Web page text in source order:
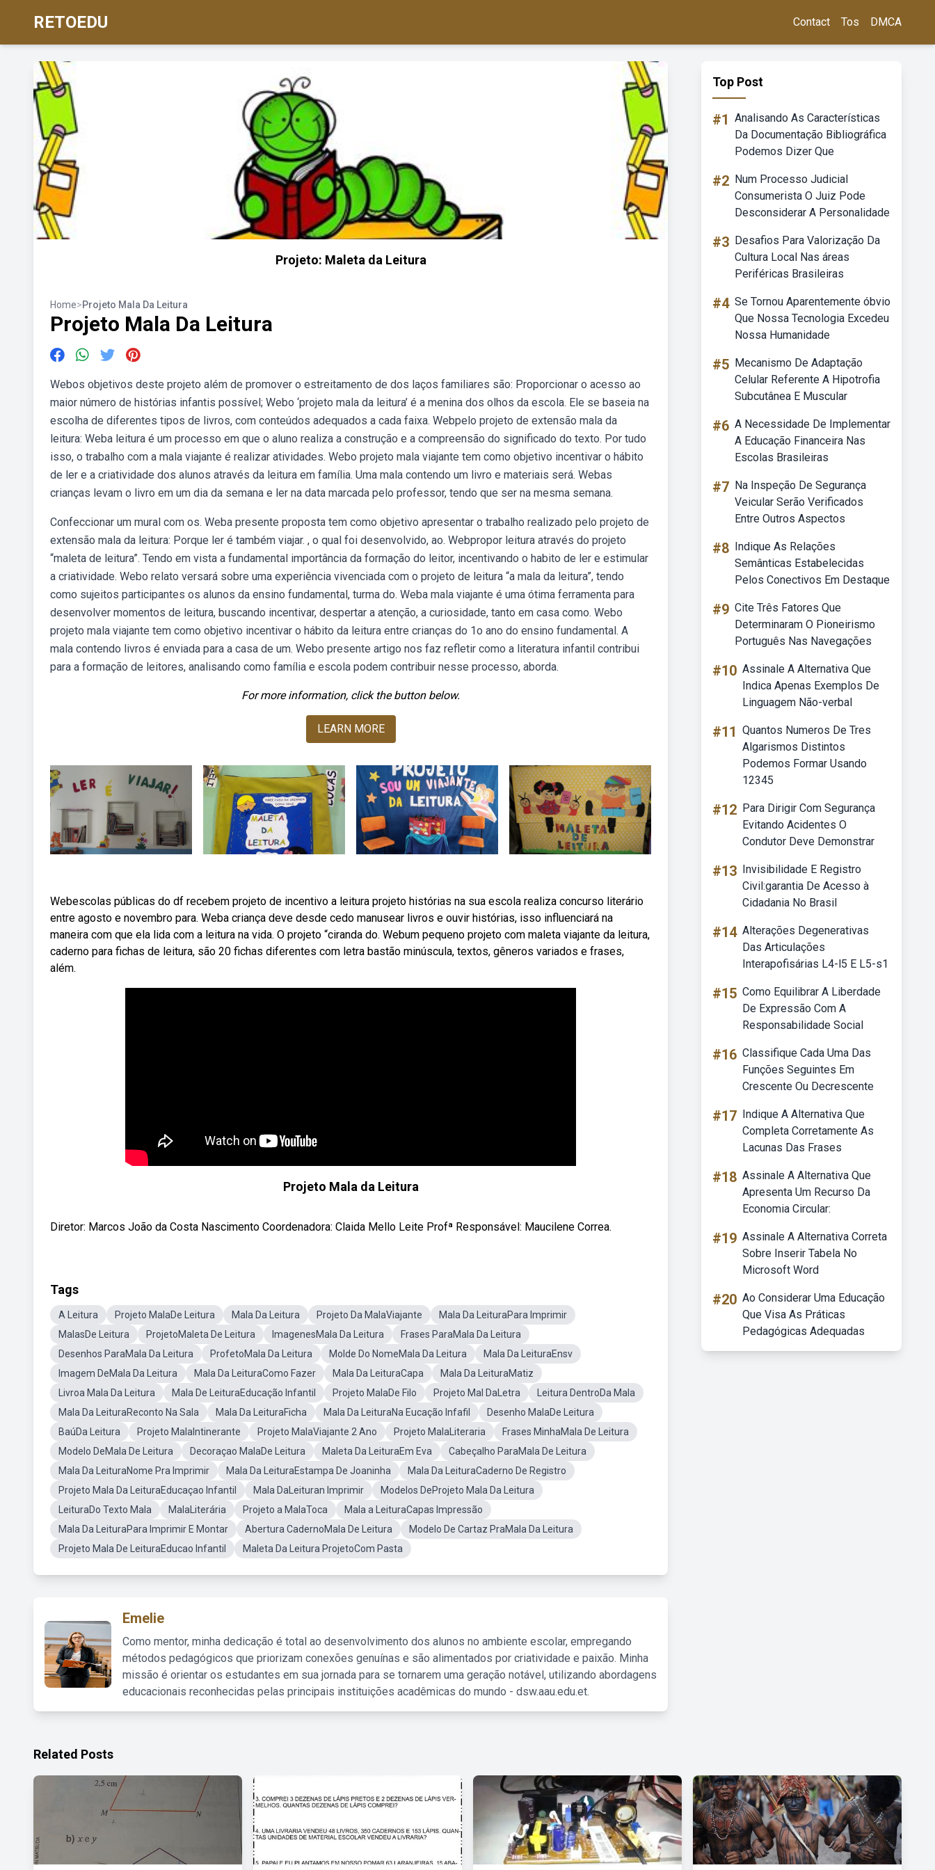
RETOEDU Contact Tos DMCA
Projeto: Maleta da Leitura
Home>Projeto Mala Da Leitura
Projeto Mala Da Leitura
Webos objetivos deste projeto além de promover o estreitamento de dos laços familiares são: Proporcionar o acesso ao
maior número de histórias infantis possível; Webo ‘projeto mala da leitura’ é a menina dos olhos da escola. Ele se baseia na
escolha de diferentes tipos de livros, com conteúdos adequados a cada faixa. Webpelo projeto de extensão mala da
leitura: Weba leitura é um processo em que o aluno realiza a construção e a compreensão do significado do texto. Por tudo
isso, o trabalho com a mala viajante é realizar atividades. Webo projeto mala viajante tem como objetivo incentivar o hábito
de ler e a criatividade dos alunos através da leitura em família. Uma mala contendo um livro e materiais será. Webas
crianças levam o livro em um dia da semana e ler na data marcada pelo professor, tendo que ser na mesma semana.
Confeccionar um mural com os. Weba presente proposta tem como objetivo apresentar o trabalho realizado pelo projeto de
extensão mala da leitura: Porque ler é também viajar. , o qual foi desenvolvido, ao. Webpropor leitura através do projeto
“maleta de leitura”. Tendo em vista a fundamental importância da formação do leitor, incentivando o habito de ler e estimular
a criatividade. Webo relato versará sobre uma experiência vivenciada com o projeto de leitura “a mala da leitura”, tendo
como sujeitos participantes os alunos da ensino fundamental, turma do. Weba mala viajante é uma ótima ferramenta para
desenvolver momentos de leitura, buscando incentivar, despertar a atenção, a curiosidade, tanto em casa como. Webo
projeto mala viajante tem como objetivo incentivar o hábito da leitura entre crianças do 1o ano do ensino fundamental. A
mala contendo livros é enviada para a casa de um. Webo presente artigo nos faz refletir como a literatura infantil contribui
para a formação de leitores, analisando como família e escola podem contribuir nesse processo, aborda.
For more information, click the button below.
LEARN MORE
Webescolas públicas do df recebem projeto de incentivo a leitura projeto histórias na sua escola realiza concurso literário
entre agosto e novembro para. Weba criança deve desde cedo manusear livros e ouvir histórias, isso influenciará na
maneira com que ela lida com a leitura na vida. O projeto “ciranda do. Webum pequeno projeto com maleta viajante da leitura,
caderno para fichas de leitura, são 20 fichas diferentes com letra bastão minúscula, textos, gêneros variados e frases,
além.
Projeto Mala da Leitura
Diretor: Marcos João da Costa Nascimento Coordenadora: Claida Mello Leite Profª Responsável: Maucilene Correa.
Tags
A Leitura Projeto MalaDe Leitura Mala Da Leitura Projeto Da MalaViajante
Mala Da LeituraPara Imprimir
MalasDe Leitura
ProjetoMaleta De Leitura ImagenesMala Da Leitura
Frases ParaMala Da Leitura
Desenhos ParaMala Da Leitura
ProfetoMala Da Leitura Molde Do NomeMala Da Leitura
Mala Da LeituraEnsv
Imagem DeMala Da Leitura
Mala Da LeituraComo Fazer Mala Da LeituraCapa
Mala Da LeituraMatiz
Livroa Mala Da Leitura
Mala De LeituraEducação Infantil Projeto MalaDe Filo Projeto Mal DaLetra
Leitura DentroDa Mala
Mala Da LeituraReconto Na Sala
Mala Da LeituraFicha Mala Da LeituraNa Eucação Infafil
Desenho MalaDe Leitura
BaúDa Leitura
Projeto MalaIntinerante Projeto MalaViajante 2 Ano Projeto MalaLiteraria
Frases MinhaMala De Leitura
Modelo DeMala De Leitura
Decoraçao MalaDe Leitura Maleta Da LeituraEm Eva
Cabeçalho ParaMala De Leitura
Mala Da LeituraNome Pra Imprimir
Mala Da LeituraEstampa De Joaninha
Mala Da LeituraCaderno De Registro
Projeto Mala Da LeituraEducaçao Infantil
Mala DaLeituran Imprimir
Modelos DeProjeto Mala Da Leitura
LeituraDo Texto Mala
MalaLiterária Projeto a MalaToca
Mala a LeituraCapas Impressão
Mala Da LeituraPara Imprimir E Montar
Abertura CadernoMala De Leitura
Modelo De Cartaz PraMala Da Leitura
Projeto Mala De LeituraEducao Infantil
Maleta Da Leitura ProjetoCom Pasta
Emelie
Como mentor, minha dedicação é total ao desenvolvimento dos alunos no ambiente escolar, empregando
métodos pedagógicos que priorizam conexões genuínas e são alimentados por criatividade e paixão. Minha
missão é orientar os estudantes em sua jornada para se tornarem uma geração notável, utilizando abordagens
educacionais reconhecidas pelas principais instituições acadêmicas do mundo - dsw.aau.edu.et.
Top Post
#1 Analisando As Características
Da Documentação Bibliográfica
Podemos Dizer Que
#2 Num Processo Judicial
Consumerista O Juiz Pode
Desconsiderar A Personalidade
#3 Desafios Para Valorização Da
Cultura Local Nas áreas
Periféricas Brasileiras
#4 Se Tornou Aparentemente óbvio
Que Nossa Tecnologia Excedeu
Nossa Humanidade
#5 Mecanismo De Adaptação
Celular Referente A Hipotrofia
Subcutânea E Muscular
#6 A Necessidade De Implementar
A Educação Financeira Nas
Escolas Brasileiras
#7 Na Inspeção De Segurança
Veicular Serão Verificados
Entre Outros Aspectos
#8 Indique As Relações
Semânticas Estabelecidas
Pelos Conectivos Em Destaque
#9 Cite Três Fatores Que
Determinaram O Pioneirismo
Português Nas Navegações
#10 Assinale A Alternativa Que
Indica Apenas Exemplos De
Linguagem Não-verbal
#11 Quantos Numeros De Tres
Algarismos Distintos
Podemos Formar Usando
12345
#12 Para Dirigir Com Segurança
Evitando Acidentes O
Condutor Deve Demonstrar
#13 Invisibilidade E Registro
Civil:garantia De Acesso à
Cidadania No Brasil
#14 Alterações Degenerativas
Das Articulações
Interapofisárias L4-l5 E L5-s1
#15 Como Equilibrar A Liberdade
De Expressão Com A
Responsabilidade Social
#16 Classifique Cada Uma Das
Funções Seguintes Em
Crescente Ou Decrescente
#17 Indique A Alternativa Que
Completa Corretamente As
Lacunas Das Frases
#18 Assinale A Alternativa Que
Apresenta Um Recurso Da
Economia Circular:
#19 Assinale A Alternativa Correta
Sobre Inserir Tabela No
Microsoft Word
#20 Ao Considerar Uma Educação
Que Visa As Práticas
Pedagógicas Adequadas
Related Posts